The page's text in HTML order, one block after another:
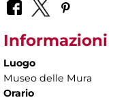
Informazioni
Luogo
Museo delle Mura
Orario